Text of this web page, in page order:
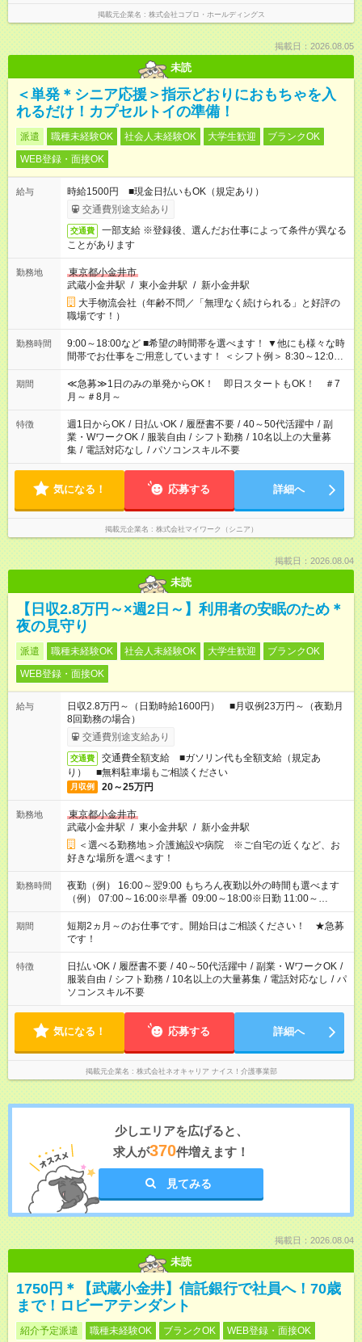
掲載元企業名 株式会社コプロ・ホールディングス
掲載日：2026.08.05
未読
＜単発＊シニア応援＞指示どおりにおもちゃを入
れるだけ！カプセルトイの準備！
派遣 職種未経験OK 社会人未経験OK 大学生歓迎
ブランクOK
WEB登録・面接OK
給与
時給1500円 ■現金日払いもOK（規定あり）
交通費別途支給あり
交通費
一部支給 ※登録後、選んだお仕事によって条件が異なる
ことがあります
勤務地
東京都小金井市
武蔵小金井駅 / 東小金井駅 / 新小金井駅
大手物流会社（年齢不問／「無理なく続けられる」と好評の
職場です！）
勤務時間
9:00～18:00など ■希望の時間帯を選べます！ ▼他にも様々な時
間帯でお仕事をご用意しています！ ＜シフト例＞ 8:30～12:00
17:00～22:00 13:00～22:00 22:00～翌6:00 など
期間
≪急募≫1日のみの単発からOK！ 即日スタートもOK！ ＃7
月～＃8月～
特徴 週1日からOK / 日払いOK / 履歴書不要 / 40～50代活躍中 / 副
業・WワークOK / 服装自由 / シフト勤務 / 10名以上の大量募
集 / 電話対応なし / パソコンスキル不要
気になる！ 応募する 詳細へ
掲載元企業名 株式会社マイワーク（シニア）
掲載日：2026.08.04
未読
【日収2.8万円～×週2日～】利用者の安眠のため＊
夜の見守り
派遣 職種未経験OK 社会人未経験OK 大学生歓迎
ブランクOK
WEB登録・面接OK
給与
日収2.8万円～（日勤時給1600円） ■月収例23万円～（夜勤月
8回勤務の場合）
交通費別途支給あり
交通費
交通費全額支給 ■ガソリン代も全額支給（規定あ
り） ■無料駐車場もご相談ください
月収例 20～25万円
勤務地
東京都小金井市
武蔵小金井駅 / 東小金井駅 / 新小金井駅
＜選べる勤務地＞介護施設や病院 ※ご自宅の近くなど、お
好きな場所を選べます！
勤務時間
夜勤（例） 16:00～翌9:00 もちろん夜勤以外の時間も選べます
（例） 07:00～16:00※早番 09:00～18:00※日勤 11:00～
20:00※遅番 ※時間は、固定・選べる施設もあるので、ご希望が
あれば調整できます！ ※シフト制。勤務地により実働時間が異
なります。★家庭の都合でお休みが必要な場合も遠慮なくご相談
ください。
期間
短期2ヵ月～のお仕事です。開始日はご相談ください！ ★急募
です！
特徴 日払いOK / 履歴書不要 / 40～50代活躍中 / 副業・WワークOK /
服装自由 / シフト勤務 / 10名以上の大量募集 / 電話対応なし / パ
ソコンスキル不要
気になる！ 応募する 詳細へ
掲載元企業名 株式会社ネオキャリア ナイス！介護事業部
少しエリアを広げると、
求人が370件増えます！
見てみる
掲載日：2026.08.04
未読
1750円＊【武蔵小金井】信託銀行で社員へ！70歳
まで！ロビーアテンダント
紹介予定派遣 職種未経験OK ブランクOK WEB登録・面接OK